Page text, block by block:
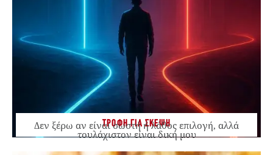
ΤΡΟΦΗ ΓΙΑ ΣΚΕΨΗ
Δεν ξέρω αν είναι σωστή ή λάθος επιλογή, αλλά
τουλάχιστον είναι δική μου